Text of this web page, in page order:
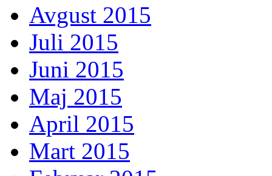
Avgust 2015
Juli 2015
Juni 2015
Maj 2015
April 2015
Mart 2015